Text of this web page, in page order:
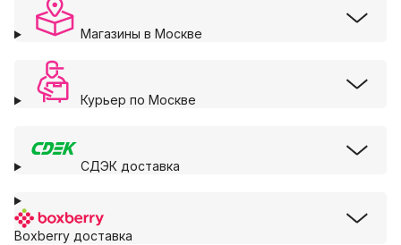
Магазины в Москве
Курьер по Москве
СДЭК доставка
Boxberry доставка